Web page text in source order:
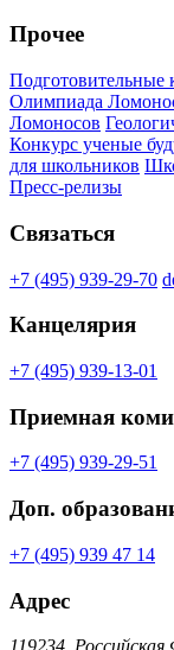
Прочее
Подготовительные
Олимпиада
Ломоносов
Конкурс ученые
для школьников
Пресс-релизы
Связаться
+7 (495) 939-29-70
Канцелярия
+7 (495) 939-13-01
Приемная
+7 (495) 939-29-51
Доп.
+7 (495) 939 47 14
Адрес